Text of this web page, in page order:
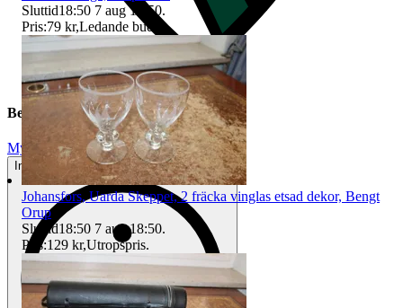
Beskrivning
Mycket gott skick
Inga eller minimala tecken på användning
Sluttid18:50 7 aug 18:50.
Pris:79 kr,Ledande bud
Johansfors, Uarda Skeppet, 2 fräcka vinglas etsad dekor, Bengt
Orup
Sluttid18:50 7 aug 18:50.
Pris:129 kr,Utropspris.